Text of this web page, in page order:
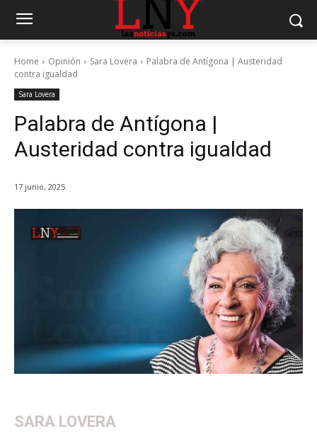
Home Opinión Sara Lovera
Palabra de Antígona | Austeridad
contra igualdad
Sara Lovera
Palabra de Antígona |
Austeridad contra igualdad
17 junio, 2025
SARA LOVERA